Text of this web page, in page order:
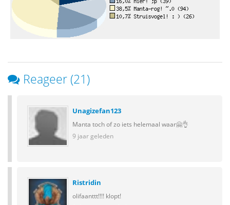
Reageer (21)
Unagizefan123
Manta toch of zo iets helemaal waar🤗👌
9 jaar geleden
Ristridin
olifaanttt!!!! klopt!